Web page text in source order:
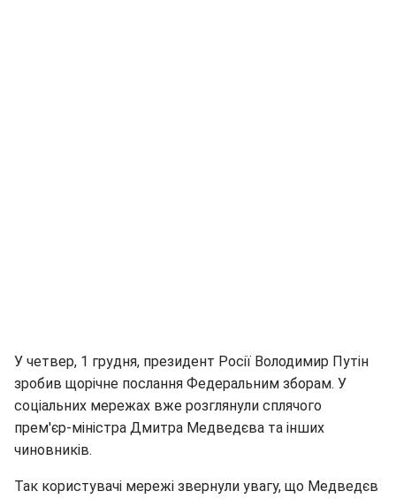
У четвер, 1 грудня, президент Росії Володимир Путін
зробив щорічне послання Федеральним зборам. У
соціальних мережах вже розглянули сплячого
прем'єр-міністра Дмитра Медведєва та інших
чиновників.
Так користувачі мережі звернули увагу, що Медведєв